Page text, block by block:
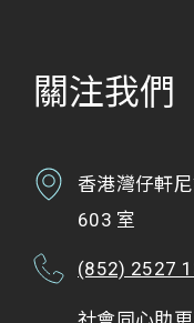
關注我們
香港灣仔軒
603 室
(852) 2527